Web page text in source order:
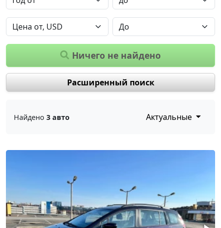
Ничего не найдено
Расширенный поиск
Найдено 3 авто Актуальные